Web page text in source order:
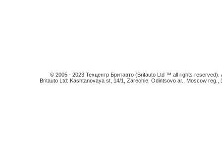
© 2005 - 2023 Техцентр Бритавто (Britauto Ltd ™ all rights
Britauto Ltd: Kashtanovaya st, 14/1, Zarechie, Odintsovo ar., Moscow